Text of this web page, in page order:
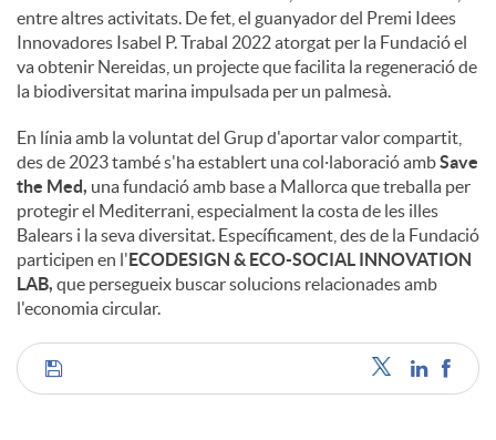
entre altres activitats. De fet, el guanyador del Premi Idees
Innovadores Isabel P. Trabal 2022 atorgat per la Fundació el
va obtenir Nereidas, un projecte que facilita la regeneració de
la biodiversitat marina impulsada per un palmesà.
En línia amb la voluntat del Grup d'aportar valor compartit,
des de 2023 també s'ha establert una col·laboració ambSave
the Med, una fundació amb base a Mallorca que treballa per
protegir el Mediterrani, especialment la costa de les illes
Balears i la seva diversitat. Específicament, des de la Fundació
participen en l' ECODESIGN & ECO-SOCIAL INNOVATION
LAB, que persegueix buscar solucions relacionades amb
l'economia circular.
C